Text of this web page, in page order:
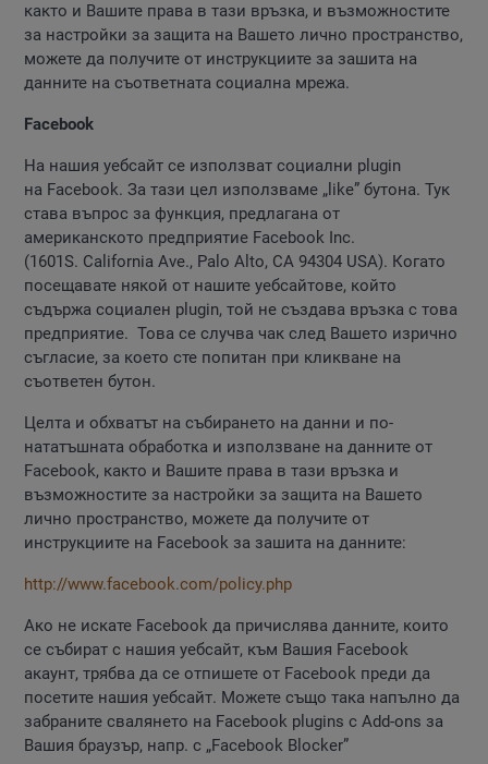
както и Вашите права в тази връзка, и възможностите
за настройки за защита на Вашето лично пространство,
можете да получите от инструкциите за зашита на
данните на съответната социална мрежа.
Facebook
На нашия уебсайт се използват социални plugin
на Facebook. За тази цел използваме „like” бутона. Тук
става въпрос за функция, предлагана от
американското предприятие Facebook Inc.
(1601S. California Ave., Palo Alto, CA 94304 USA). Когато
посещавате някой от нашите уебсайтове, който
съдържа социален plugin, той не създава връзка с това
предприятие. Това се случва чак след Вашето изрично
съгласие, за което сте попитан при кликване на
съответен бутон.
Целта и обхватът на събирането на данни и по-
нататъшната обработка и използване на данните от
Facebook, както и Вашите права в тази връзка и
възможностите за настройки за защита на Вашето
лично пространство, можете да получите от
инструкциите на Facebook за зашита на данните:
http://www.facebook.com/policy.php
Ако не искате Facebook да причислява данните, които
се събират с нашия уебсайт, към Вашия Facebook
акаунт, трябва да се отпишете от Facebook преди да
посетите нашия уебсайт. Можете също така напълно да
забраните свалянето на Facebook plugins с Add-ons за
Вашия браузър, напр. с „Facebook Blocker”